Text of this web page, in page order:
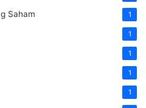
Saham 1
1
1
1
1